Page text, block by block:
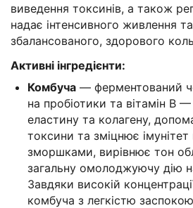
виведення токсинів, а також
надає інтенсивного живлення
збалансованого, здорового
Активні інгредієнти:
Комбуча — ферментований
на пробіотики та вітамін B
еластину та колагену,
токсини та зміцнює імунітет
зморшками, вирівнює тон
загальну омолоджуючу дію
Завдяки високій
комбуча з легкістю